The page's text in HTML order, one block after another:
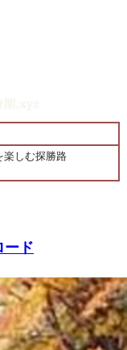
楽しむ探勝路
ード